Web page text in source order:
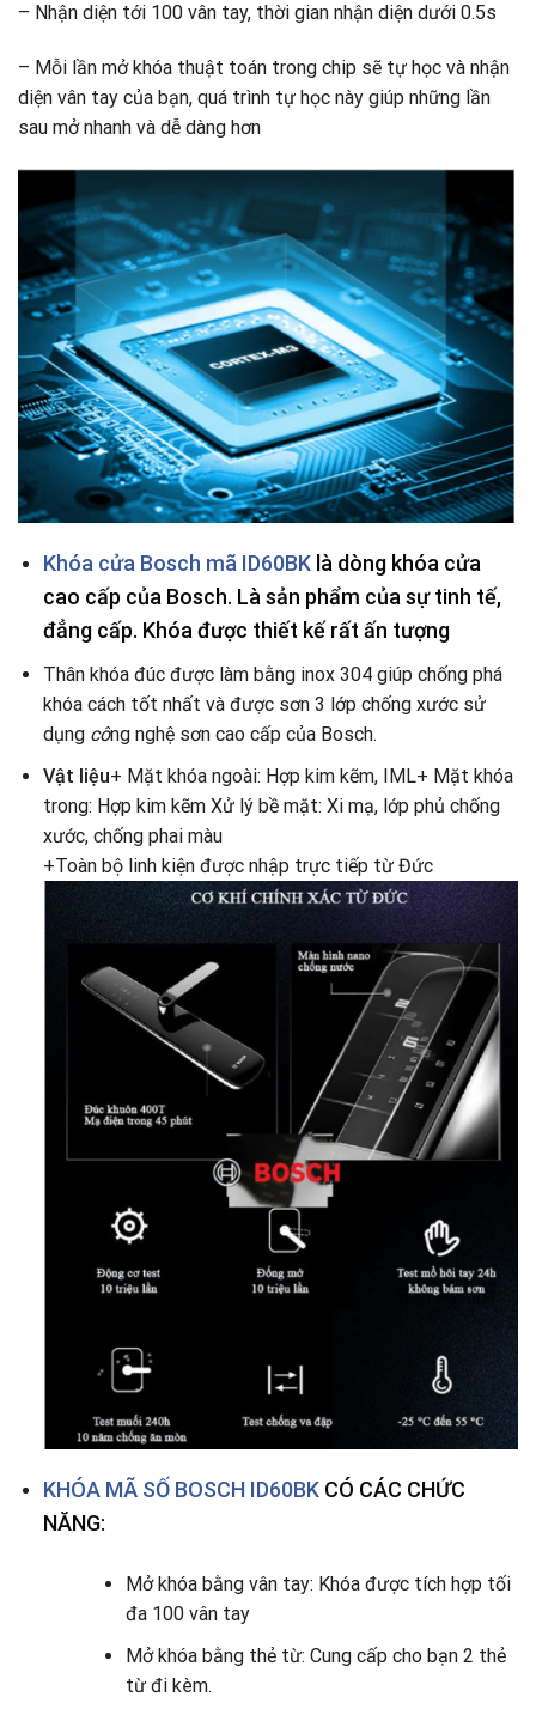
– Nhận diện tới 100 vân tay, thời gian nhận diện dưới 0.5s
– Mỗi lần mở khóa thuật toán trong chip sẽ tự học và nhận
diện vân tay của bạn, quá trình tự học này giúp những lần
sau mở nhanh và dễ dàng hơn
Khóa cửa Bosch mã ID60BKlà dòng khóa cửa
cao cấp của Bosch. Là sản phẩm của sự tinh tế,
đẳng cấp. Khóa được thiết kế rất ấn tượng
Thân khóa đúc được làm bằng inox 304 giúp chống phá
khóa cách tốt nhất và được sơn 3 lớp chống xước sử
dụng công nghệ sơn cao cấp của Bosch.
Vật liệu+ Mặt khóa ngoài: Hợp kim kẽm, IML+ Mặt khóa
trong: Hợp kim kẽm Xử lý bề mặt: Xi mạ, lớp phủ chống
xước, chống phai màu
+Toàn bộ linh kiện được nhập trực tiếp từ Đức
KHÓA MÃ SỐ BOSCH ID60BK CÓ CÁC CHỨC
NĂNG:
Mở khóa bằng vân tay: Khóa được tích hợp tối
đa 100 vân tay
Mở khóa bằng thẻ từ: Cung cấp cho bạn 2 thẻ
từ đi kèm.